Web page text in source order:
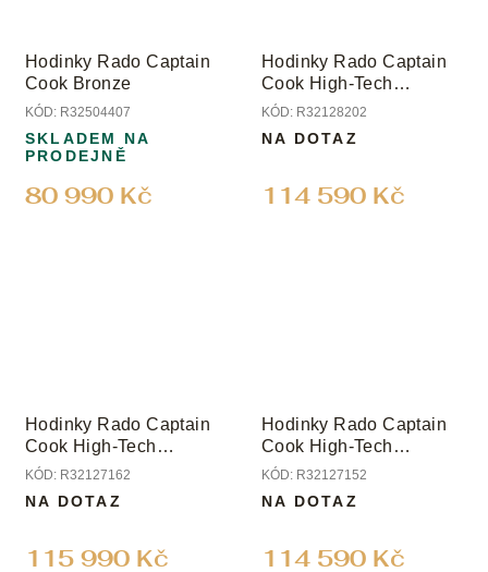
Hodinky Rado Captain
Cook Bronze
KÓD: R32504407
80 990 Kč
SKLADEM NA
PRODEJNĚ
Hodinky Rado Captain
Cook High-Tech
Ceramic
KÓD: R32128202
114 590 Kč
NA DOTAZ
Hodinky Rado Captain
Cook High-Tech
Ceramic
KÓD: R32127162
115 990 Kč
NA DOTAZ
Hodinky Rado Captain
Cook High-Tech
Ceramic
KÓD: R32127152
114 590 Kč
NA DOTAZ